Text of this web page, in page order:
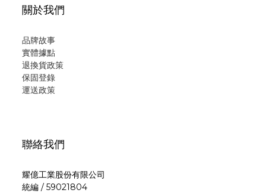
關於我們
品牌故事
實體據點
退換貨政策
保固登錄
運送政策
聯絡我們
耀億工業股份有限公司
統編 / 59021804